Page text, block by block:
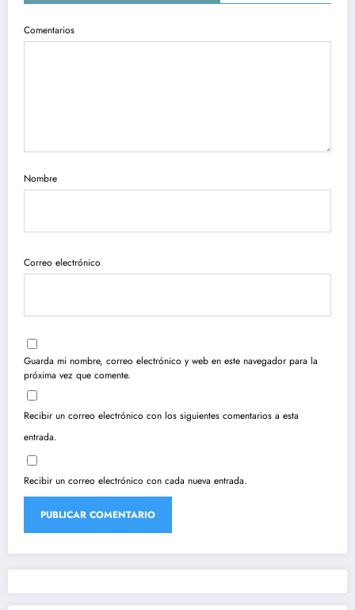
Comentarios
Nombre
Correo electrónico
Guarda mi nombre, correo electrónico y web en este navegador para la
próxima vez que comente.
Recibir un correo electrónico con los siguientes comentarios a esta
entrada.
Recibir un correo electrónico con cada nueva entrada.